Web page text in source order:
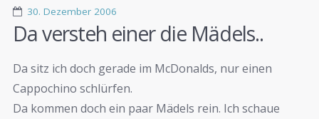
30. Dezember 2006
Da versteh einer die Mädels..
Da sitz ich doch gerade im McDonalds, nur einen
Cappochino schlürfen.
Da kommen doch ein paar Mädels rein. Ich schaue